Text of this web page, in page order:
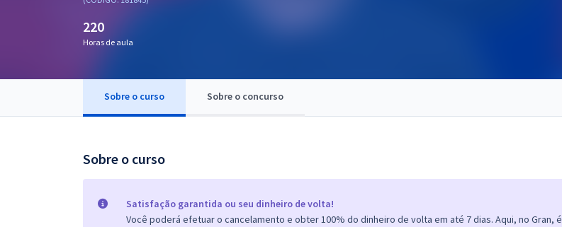
OAB
220
Horas de aula
Sobre o curso Sobre o concurso
Sobre o curso
Satisfação garantida ou seu dinheiro de volta!
Você poderá efetuar o cancelamento e obter 100% do dinheiro de volta em até 7 dias. Aqui, no Gran, é